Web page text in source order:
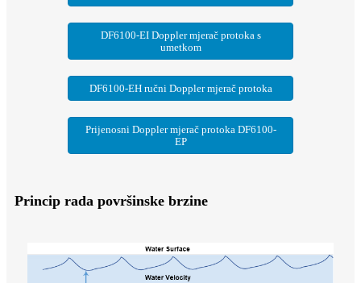
DF6100-EI Doppler mjerač protoka s
umetkom
DF6100-EH ručni Doppler mjerač protoka
Prijenosni Doppler mjerač protoka DF6100-
EP
Princip rada površinske brzine